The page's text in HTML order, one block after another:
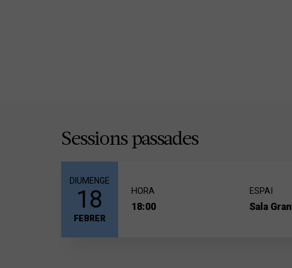
Sessions passades
DIUMENGE
18
FEBRER
HORA
18:00
ESPAI
Sala Gran